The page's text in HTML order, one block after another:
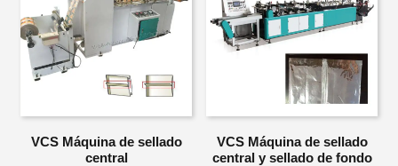
VCS Máquina de sellado
central
VCS Máquina de sellado
central y sellado de fondo